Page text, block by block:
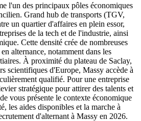
l'un des principaux pôles économiques
Grand hub de transports (TGV,
un quartier d'affaires en plein essor,
de la tech et de l'industrie, ainsi
Cette densité crée de nombreuses
alternance, notamment dans les
À proximité du plateau de Saclay,
scientifiques d'Europe, Massy accède à
qualifié. Pour une entreprise
stratégique pour attirer des talents et
vous présente le contexte économique
les aides disponibles et la marche à
d'alternant à Massy en 2026.